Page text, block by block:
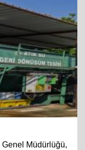
Müdürlüğü,